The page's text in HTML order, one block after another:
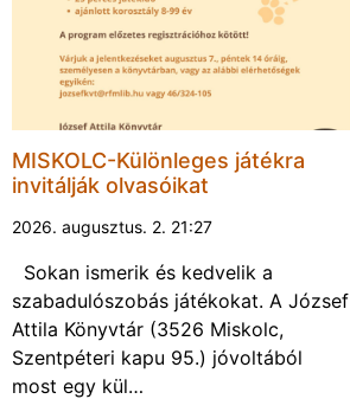
MISKOLC-Különleges játékra
invitálják olvasóikat
2026. augusztus. 2. 21:27
Sokan ismerik és kedvelik a
szabadulószobás játékokat. A József
Attila Könyvtár (3526 Miskolc,
Szentpéteri kapu 95.) jóvoltából
most egy kül…